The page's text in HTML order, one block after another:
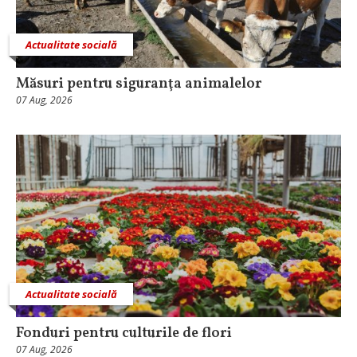
Actualitate socială
Măsuri pentru siguranţa animalelor
07 Aug, 2026
Actualitate socială
Fonduri pentru culturile de flori
07 Aug, 2026